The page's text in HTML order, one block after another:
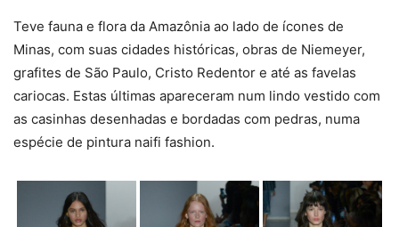
Teve fauna e flora da Amazônia ao lado de ícones de
Minas, com suas cidades históricas, obras de Niemeyer,
grafites de São Paulo, Cristo Redentor e até as favelas
cariocas. Estas últimas apareceram num lindo vestido com
as casinhas desenhadas e bordadas com pedras, numa
espécie de pintura naifi fashion.